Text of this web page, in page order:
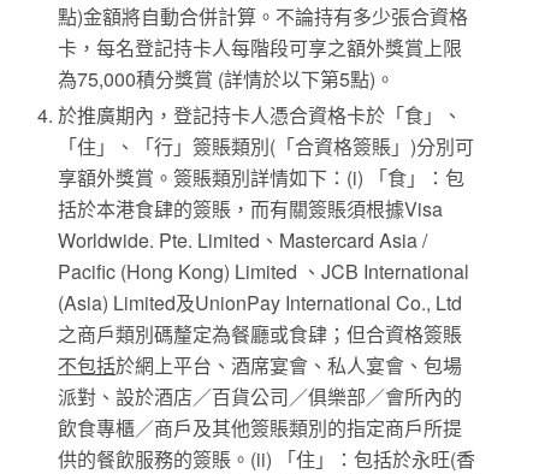
點)金額將自動合併計算。不論持有多少張合資格
卡，每名登記持卡人每階段可享之額外獎賞上限
為75,000積分獎賞 (詳情於以下第5點)。
於推廣期內，登記持卡人憑合資格卡於「食」、
「住」、「行」簽賬類別(「合資格簽賬」)分別可
享額外獎賞。簽賬類別詳情如下：(i) 「食」：包
括於本港食肆的簽賬，而有關簽賬須根據Visa
Worldwide. Pte. Limited、Mastercard Asia /
Pacific (Hong Kong) Limited 、JCB International
(Asia) Limited及UnionPay International Co., Ltd
之商戶類別碼釐定為餐廳或食肆；但合資格簽賬
不包括於網上平台、酒席宴會、私人宴會、包場
派對、設於酒店／百貨公司／俱樂部／會所內的
飲食專櫃／商戶及其他簽賬類別的指定商戶所提
供的餐飲服務的簽賬。(ii) 「住」：包括於永旺(香